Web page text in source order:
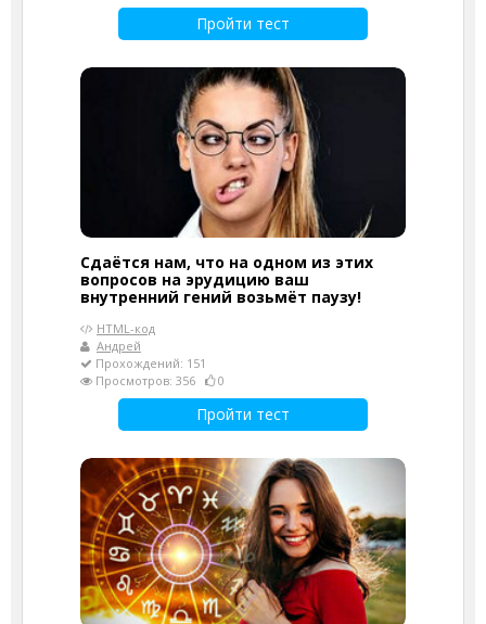
Пройти тест
Сдаётся нам, что на одном из этих
вопросов на эрудицию ваш
внутренний гений возьмёт паузу!
HTML-код
Андрей
Прохождений: 151
Просмотров: 356
0
Пройти тест